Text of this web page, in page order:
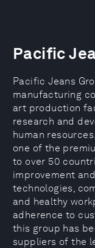
Pacific
Pacific Jeans
manufacturing
art production
research and
human
one of the
to over 50
improvement
technologies,
and healthy
adherence to
this group has
suppliers of the